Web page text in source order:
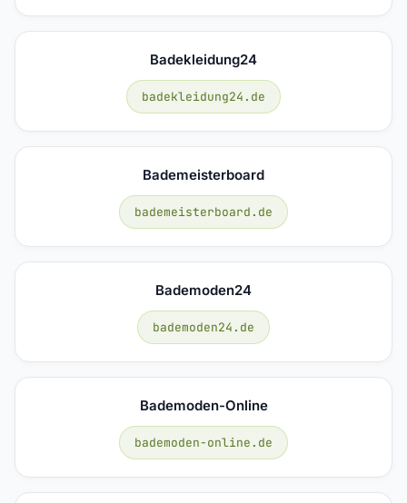
Badekleidung24
badekleidung24.de
Bademeisterboard
bademeisterboard.de
Bademoden24
bademoden24.de
Bademoden-Online
bademoden-online.de